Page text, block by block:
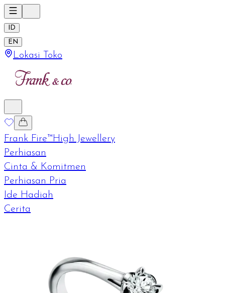
ID
EN
Lokasi Toko
Frank Fire™High Jewellery
Perhiasan
Cinta & Komitmen
Perhiasan Pria
Ide Hadiah
Cerita